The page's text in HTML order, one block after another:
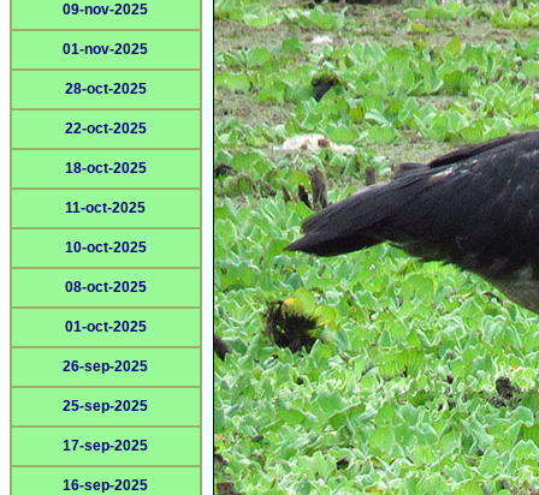
09-nov-2025
01-nov-2025
28-oct-2025
22-oct-2025
18-oct-2025
11-oct-2025
10-oct-2025
08-oct-2025
01-oct-2025
26-sep-2025
25-sep-2025
17-sep-2025
16-sep-2025